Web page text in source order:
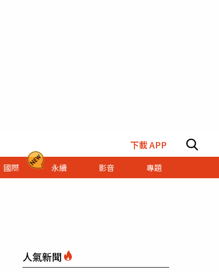
下載 APP
國際 永續 影音 專題
人氣新聞